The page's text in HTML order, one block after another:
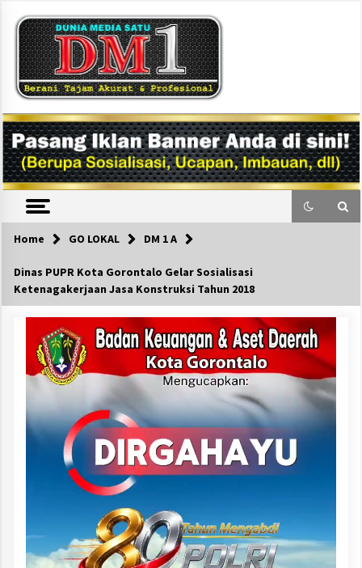
content
DM1
Home GO LOKAL DM 1 A
Dinas PUPR Kota Gorontalo Gelar Sosialisasi
Ketenagakerjaan Jasa Konstruksi Tahun 2018